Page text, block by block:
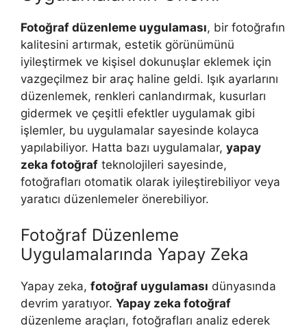
Fotoğraf düzenleme uygulaması, bir fotoğrafın
kalitesini artırmak, estetik görünümünü
iyileştirmek ve kişisel dokunuşlar eklemek için
vazgeçilmez bir araç haline geldi. Işık ayarlarını
düzenlemek, renkleri canlandırmak, kusurları
gidermek ve çeşitli efektler uygulamak gibi
işlemler, bu uygulamalar sayesinde kolayca
yapılabiliyor. Hatta bazı uygulamalar, yapay
zeka fotoğraf teknolojileri sayesinde,
fotoğrafları otomatik olarak iyileştirebiliyor veya
yaratıcı düzenlemeler önerebiliyor.
Fotoğraf Düzenleme
Uygulamalarında Yapay Zeka
Yapay zeka, fotoğraf uygulaması dünyasında
devrim yaratıyor. Yapay zeka fotoğraf
düzenleme araçları, fotoğrafları analiz ederek